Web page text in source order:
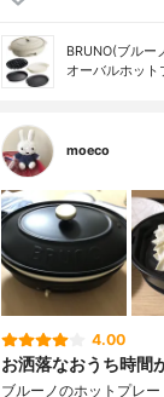
BRUNO(ブルー
オーバルホッ
moeco
4.00
お洒落なおうち時間
ブルーノのホットプレ